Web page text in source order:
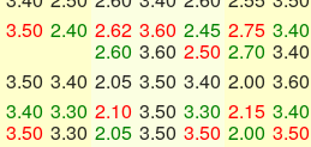
3.50 2.40 2.62 3.60 2.45 2.75 3.40
2.60 3.60 2.50 2.70 3.40
3.50 3.40 2.05 3.50 3.40 2.00 3.60
3.40 3.30 2.10 3.50 3.30 2.15 3.40
3.50 3.30 2.05 3.50 3.50 2.00 3.50